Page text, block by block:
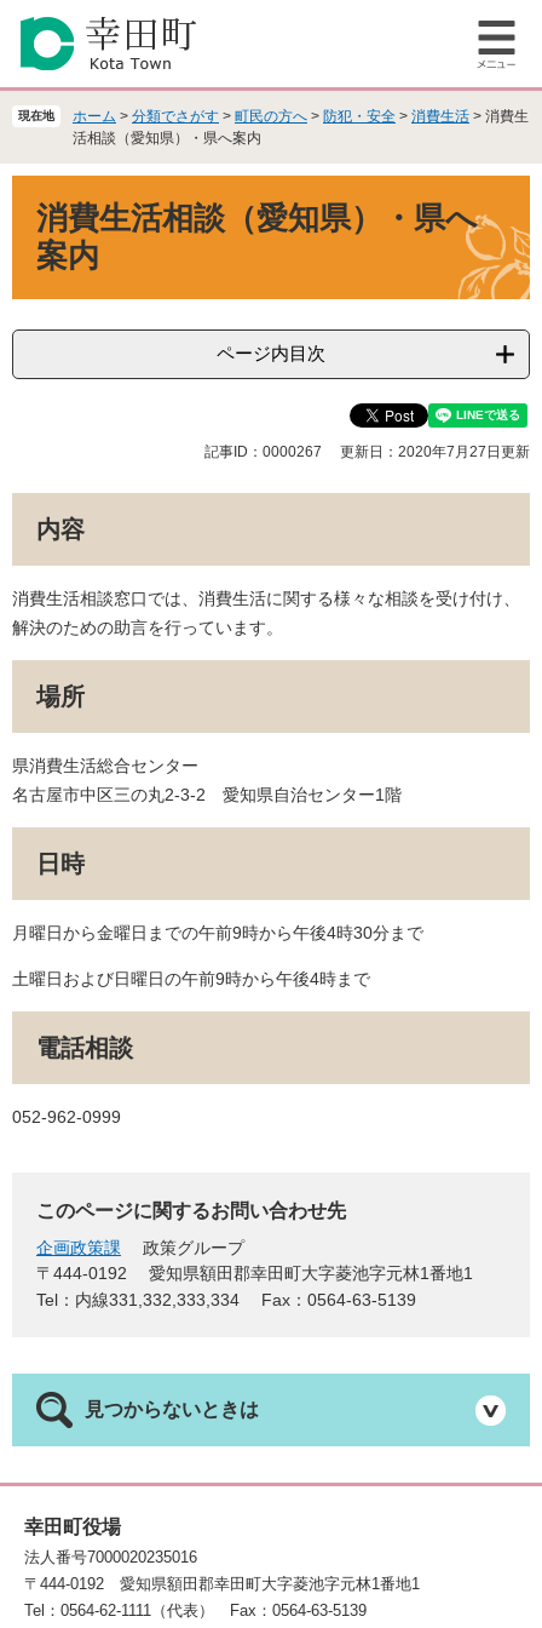
の
で
ー
ば
メ
ー
現在地 ホーム > 分類でさがす > 町民の方へ > 防犯・安全 > 消費生活 > 消費生
活相談（愛知県）・県へ案内
消費生活相談（愛知県）・県へ
案内
ページ内目次
記事ID：0000267 更新日：2020年7月27日更新
内容
消費生活相談窓口では、消費生活に関する様々な相談を受け付け、
解決のための助言を行っています。
場所
県消費生活総合センター
名古屋市中区三の丸2-3-2 愛知県自治センター1階
日時
月曜日から金曜日までの午前9時から午後4時30分まで
土曜日および日曜日の午前9時から午後4時まで
電話相談
052-962-0999
このページに関するお問い合わせ先
企画政策課
政策グループ
〒444-0192
愛知県額田郡幸田町大字菱池字元林1番地1
Tel：内線331,332,333,334
Fax：0564-63-5139
見つからないときは
幸田町役場
法人番号7000020235016
〒444-0192
愛知県額田郡幸田町大字菱池字元林1番地1
Tel：0564-62-1111（代表）
Fax：0564-63-5139